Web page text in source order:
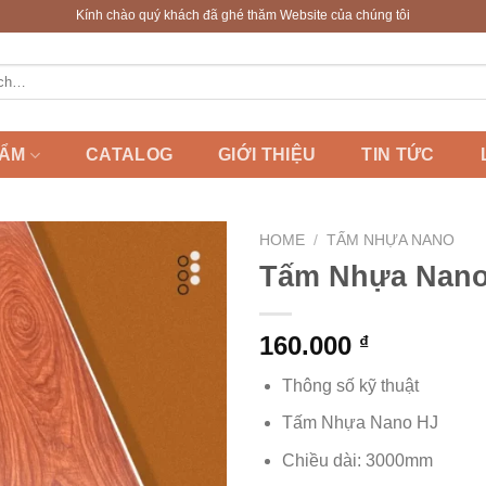
Kính chào quý khách đã ghé thăm Website của chúng tôi
CATALOG GIỚI THIỆU TIN TỨC
HOME / TẤM NHỰA NANO
Tấm Nhựa
160.000 ₫
Thông số kỹ thuật
Tấm Nhựa Nano HJ
Chiều dài: 3000mm